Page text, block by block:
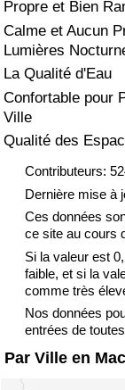
Propre et Bien
Calme et Aucun
Lumières
La Qualité d'Eau
Confortable pour
Ville
Qualité des
Contributeurs:
Dernière mise à
Ces données
ce site au cours
Si la valeur est
faible, et si la
comme très
Nos données
entrées de
Par Ville en
Indice de
Trafic
Indice de Trafic
Indice de Trafic
Indice de